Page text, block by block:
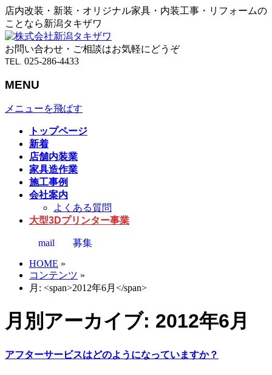
店内改装・新装・オリジナル家具・内装工事・リフォームの
ことなら新潟タキザワ
お問い合わせ・ご相談はお気軽にどうぞ
TEL. 025-286-4433
MENU
メニューを飛ばす
トップページ
新着
店舗内装業
家具造作業
施工事例
会社案内
よくある質問
大型3Dプリンター事業
mail
募集
HOME »
コンテンツ »
月: <span>2012年6月</span>
月別アーカイブ: 2012年6月
アフターサービスはどのようになっていますか？